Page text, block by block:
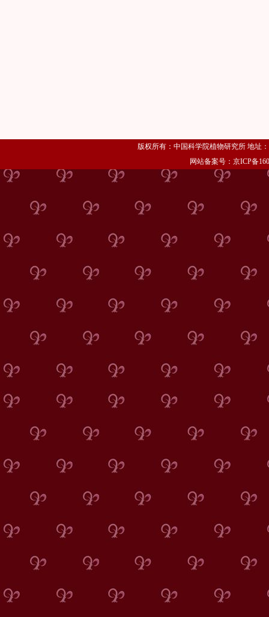
版权所有：中国科学院植物研究所 地址
网站备案号：京ICP备